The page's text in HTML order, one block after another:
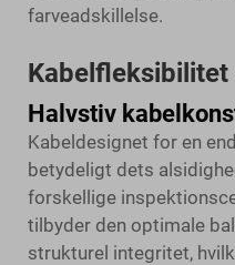
farveadskillelse.
Kabelfleksibilitet
Halvstiv
Kabeldesignet for en
betydeligt dets
forskellige
tilbyder den optimale
strukturel integritet,